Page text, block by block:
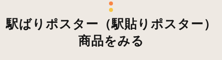
駅ばりポスター（駅貼りポスター）
商品をみる